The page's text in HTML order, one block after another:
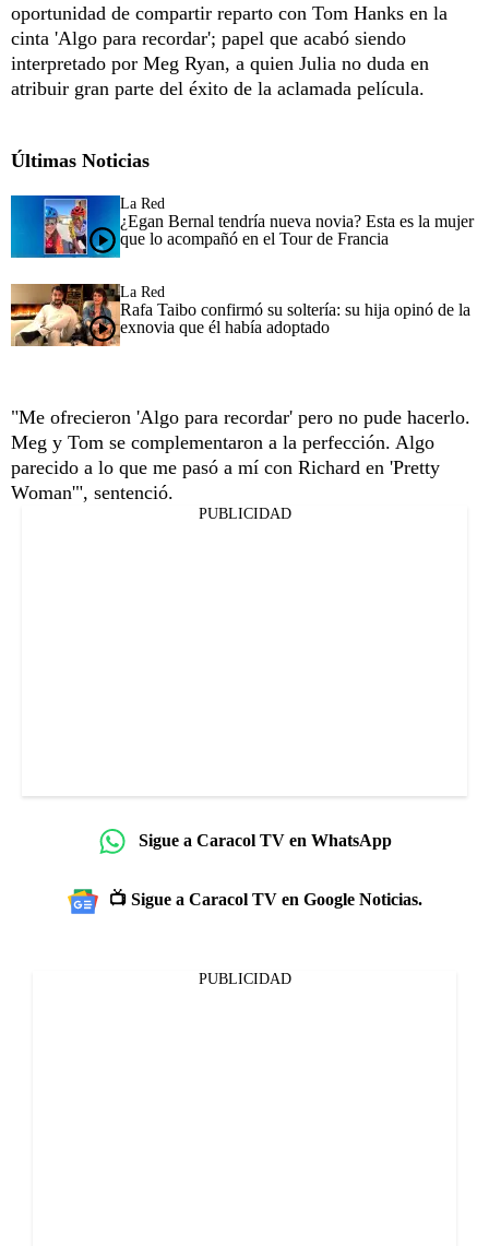
oportunidad de compartir reparto con Tom Hanks en la
cinta 'Algo para recordar'; papel que acabó siendo
interpretado por Meg Ryan, a quien Julia no duda en
atribuir gran parte del éxito de la aclamada película.
Últimas Noticias
La Red
¿Egan Bernal tendría nueva novia? Esta es la mujer
que lo acompañó en el Tour de Francia
La Red
Rafa Taibo confirmó su soltería: su hija opinó de la
exnovia que él había adoptado
"Me ofrecieron 'Algo para recordar' pero no pude hacerlo.
Meg y Tom se complementaron a la perfección. Algo
parecido a lo que me pasó a mí con Richard en 'Pretty
Woman'", sentenció.
PUBLICIDAD
Sigue a Caracol TV en WhatsApp
📺 Sigue a Caracol TV en Google Noticias.
PUBLICIDAD